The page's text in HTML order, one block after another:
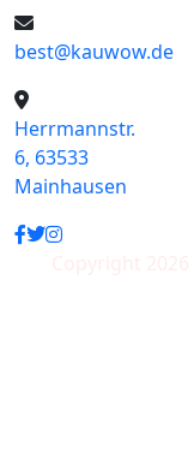
best@kauwow.de
Herrmannstr.
6, 63533
Mainhausen